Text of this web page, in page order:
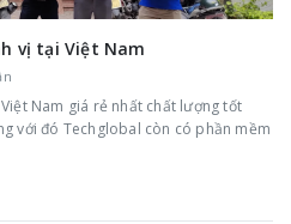
vị tại Việt Nam
Nam giá rẻ nhất chất lượng tốt
với đó Techglobal còn có phần mềm